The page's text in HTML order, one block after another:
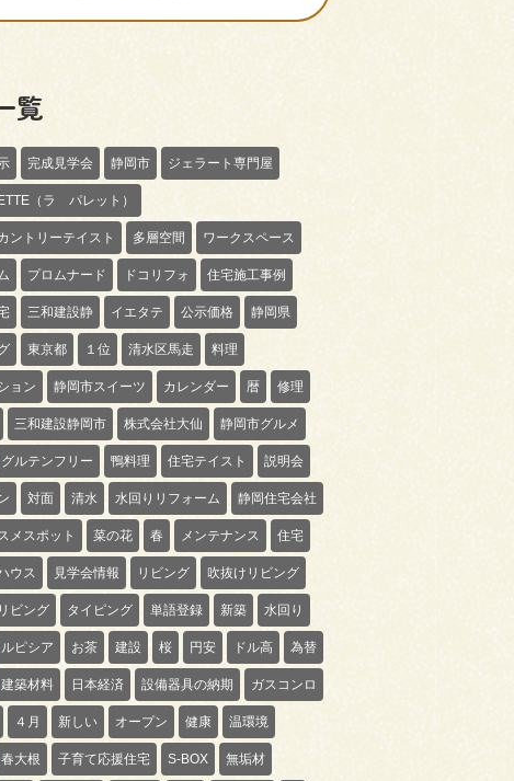
覧
完成見学会 静岡市 ジェラート専門屋
（ラ パレット）
ントリーテイスト 多層空間 ワークスペース
プロムナード ドコリフォ 住宅施工事例
三和建設静 イエタテ 公示価格 静岡県
東京都 １位 清水区馬走 料理
ョン 静岡市スイーツ カレンダー 暦 修理
三和建設静岡市 株式会社大仙 静岡市グルメ
グルテンフリー 鴨料理 住宅テイスト 説明会
対面 清水 水回りリフォーム 静岡住宅会社
メスポット 菜の花 春 メンテナンス 住宅
ウス 見学会情報 リビング 吹抜けリビング
ビング タイピング 単語登録 新築 水回り
ルピシア お茶 建設 桜 円安 ドル高 為替
建築材料 日本経済 設備器具の納期 ガスコンロ
４月 新しい オープン 健康 温環境
春大根 子育て応援住宅 S-BOX 無垢材